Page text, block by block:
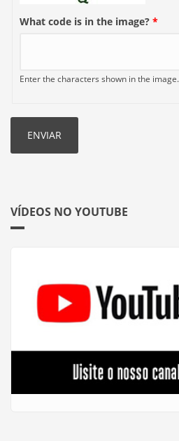
What code is in the image? *
Enter the characters shown in the image.
VÍDEOS NO YOUTUBE